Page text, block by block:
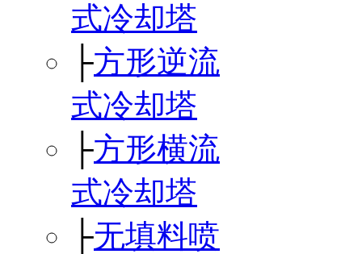
式冷却塔
├方形逆流
式冷却塔
├方形横流
式冷却塔
├无填料喷